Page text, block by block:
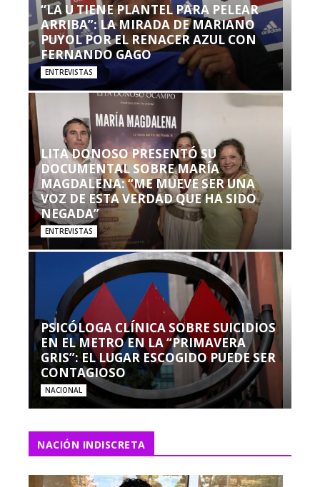
“LA U TIENE PLANTEL PARA PELEAR
ARRIBA”: LA MIRADA DE MARIANO
PUYOL POR EL RENACER AZUL CON
FERNANDO GAGO
ENTREVISTAS
LITA DONOSO PRESENTÓ SU
DOCUMENTAL SOBRE MARÍA
MAGDALENA: “ME MUEVE SER UNA
VOZ DE ESTA VERDAD QUE HA SIDO
NEGADA”
ENTREVISTAS
PSICÓLOGA CLÍNICA SOBRE SUICIDIOS
EN EL METRO EN LA “PRIMAVERA
GRIS”: EL LUGAR ESCOGIDO PUEDE SER
CONTAGIOSO
NACIONAL
NACIÓN INDISCRETA